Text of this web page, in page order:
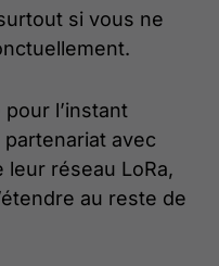
si vous ne
l’instant
avec
leur réseau LoRa,
au reste de